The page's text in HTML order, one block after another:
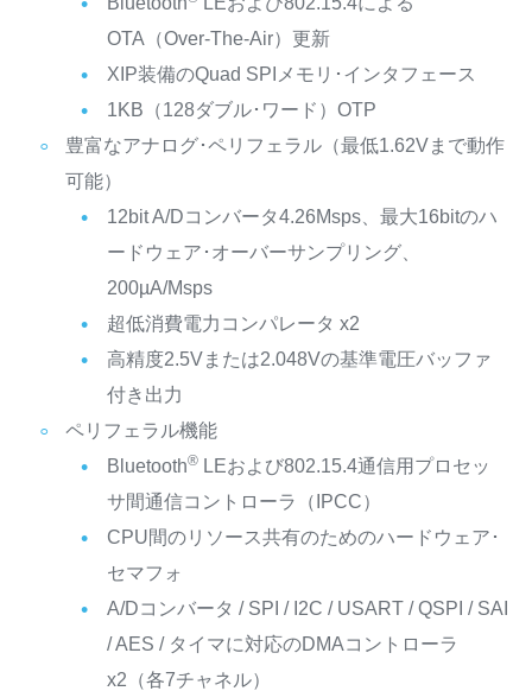
OTA（Over-The-Air）更新
XIP装備のQuad SPIメモリ･インタフェース
1KB（128ダブル･ワード）OTP
豊富なアナログ･ペリフェラル（最低1.62Vまで動作
可能）
12bit A/Dコンバータ4.26Msps、最大16bitのハ
ードウェア･オーバーサンプリング、
200µA/Msps
超低消費電力コンパレータ x2
高精度2.5Vまたは2.048Vの基準電圧バッファ
付き出力
ペリフェラル機能
Bluetooth®LEおよび802.15.4通信用プロセッ
サ間通信コントローラ（IPCC）
CPU間のリソース共有のためのハードウェア･
セマフォ
A/Dコンバータ / SPI / I2C / USART / QSPI / SAI
/ AES / タイマに対応のDMAコントローラ
x2（各7チャネル）